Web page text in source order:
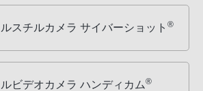
スチルカメラ サイバーショット ®
ビデオカメラ ハンディカム®